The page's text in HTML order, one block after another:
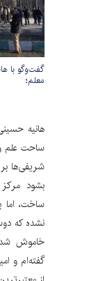
معلم؛
هانیه
ساحت علم
شریفی‌ها
ساخت، اما
نشده که
خاموش
گفته‌ام و